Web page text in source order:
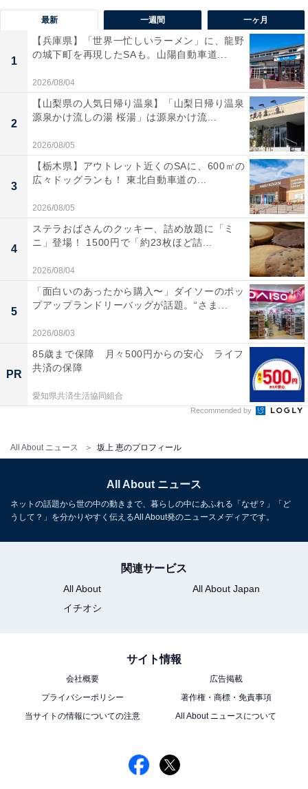
All About ニュース 坂上 恵のプロフィール
最新 一週間 一ヶ月
1
【兵庫県】「世界一忙しいラーメン」に、龍野
の城下町を再現したSAも。山陽自動車道...
2026/08/04
2
【山梨県の人気日帰り温泉】「山梨日帰り温泉
源泉かけ流しの湯 桜湯」は源泉かけ流...
2026/08/05
3
【栃木県】アウトレット近くのSAに、600㎡の
広々ドッグランも！ 東北自動車道の...
2026/08/05
4
ステラおばさんのクッキー、詰め放題に「ミ
ニ」登場！ 1500円で「約23枚ほど詰...
2026/08/04
5
「面白いのあったから購入〜」ダイソーのポッ
プアップランドリーバッグが話題。“さま...
2026/08/03
PR
85歳まで保障 月々500円からの安心 ライフ
共済の保障
愛知県共済生活協同組合
Recommended by
All About ニュース
ネットの話題から世の中の動きまで、暮らしの中にあふれる「なぜ？」「ど
うして？」を分かりやすく伝えるAll About発のニュースメディアです。
関連サービス
All About
All About Japan
イチオシ
サイト情報
会社概要
広告掲載
プライバシーポリシー
著作権・商標・免責事項
当サイトの情報についての注意
All About ニュースについて